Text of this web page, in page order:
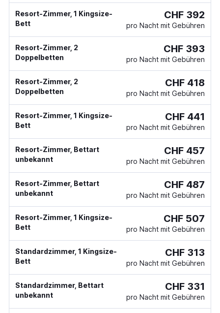
Resort-Zimmer, 1 Kingsize-
Bett
CHF 392
pro Nacht mit Gebühren
Resort-Zimmer, 2
Doppelbetten
CHF 393
pro Nacht mit Gebühren
Resort-Zimmer, 2
Doppelbetten
CHF 418
pro Nacht mit Gebühren
Resort-Zimmer, 1 Kingsize-
Bett
CHF 441
pro Nacht mit Gebühren
Resort-Zimmer, Bettart
unbekannt
CHF 457
pro Nacht mit Gebühren
Resort-Zimmer, Bettart
unbekannt
CHF 487
pro Nacht mit Gebühren
Resort-Zimmer, 1 Kingsize-
Bett
CHF 507
pro Nacht mit Gebühren
Standardzimmer, 1 Kingsize-
Bett
CHF 313
pro Nacht mit Gebühren
Standardzimmer, Bettart
unbekannt
CHF 331
pro Nacht mit Gebühren